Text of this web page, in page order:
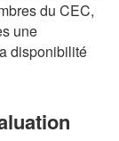
du CEC,
une
disponibilité